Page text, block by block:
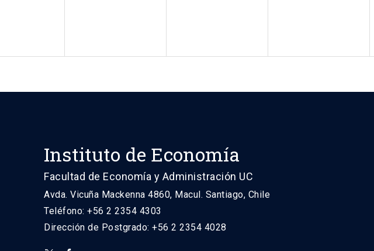
Instituto de Economía
Facultad de Economía y Administración UC
Avda. Vicuña Mackenna 4860, Macul. Santiago, Chile
Teléfono: +56 2 2354 4303
Dirección de Postgrado: +56 2 2354 4028